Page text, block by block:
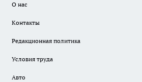
О нас
Контакты
Редакционная политика
Условия труда
Авто